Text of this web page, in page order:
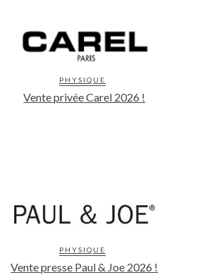
PHYSIQUE
Vente privée Carel 2026 !
PHYSIQUE
Vente presse Paul & Joe 2026 !